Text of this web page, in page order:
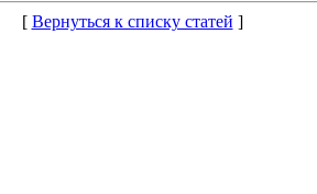
[ Вернуться к списку статей ]